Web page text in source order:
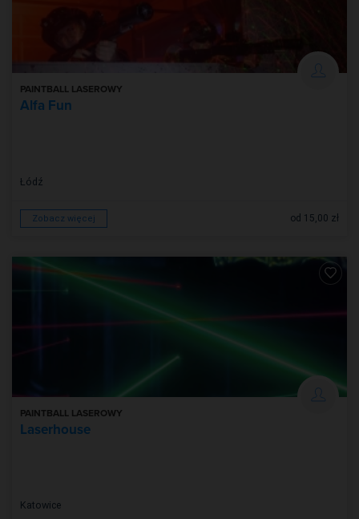
PAINTBALL LASEROWY
Alfa Fun
Łódź
Zobacz więcej od 15,00 zł
PAINTBALL LASEROWY
Laserhouse
Katowice